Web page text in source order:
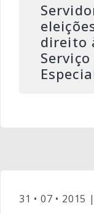
direito
31 • 07 • 2015